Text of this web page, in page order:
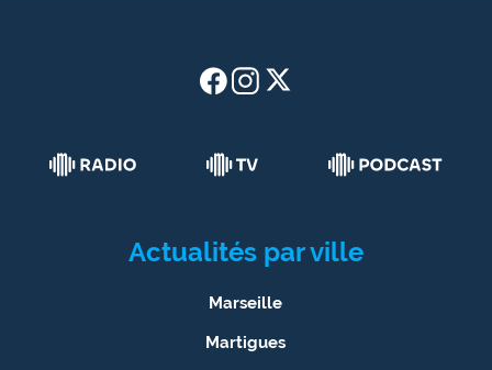
Actualités par ville
Marseille
Martigues